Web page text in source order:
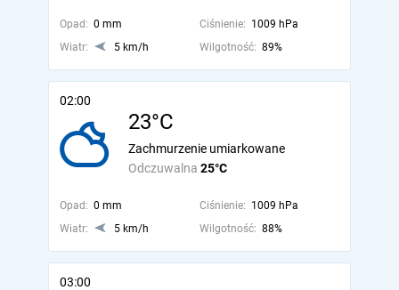
Opad: 0 mm Ciśnienie: 1009 hPa
Wiatr:
5 km/h Wilgotność: 89%
02:00
23°C
Odczuwalna 25°C
Zachmurzenie umiarkowane
Opad: 0 mm Ciśnienie: 1009 hPa
Wiatr:
5 km/h Wilgotność: 88%
03:00